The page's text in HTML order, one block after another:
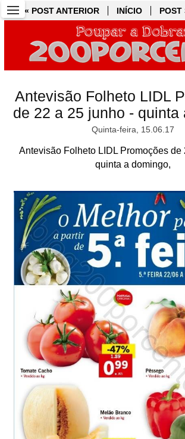
« POST ANTERIOR INÍCIO POST
Antevisão Folheto LIDL
de 22 a 25 junho - quinta
Quinta-feira, 15.06.17
Antevisão Folheto LIDL Promoções de
quinta a domingo,
« POST ANTERIOR INÍCIO POST